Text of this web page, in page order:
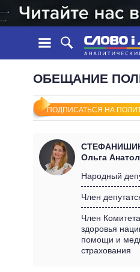
ЛЕНТА
СОБЫТИЯ
СТАТЬИ
МНЕНИЯ
ОБЗОРЫ
ДАЙДЖЕСТЫ
ВСЕ ПОЛИТИКИ
ПРЕЗИДЕНТ И ОФИС
КАБИНЕТ
ГЛАВЫ
ОБЕЩАНИЕ
ПОДПИСАТЬСЯ НА
Ольга
Народный
Член
Член
здоровья
помощи и
страхования